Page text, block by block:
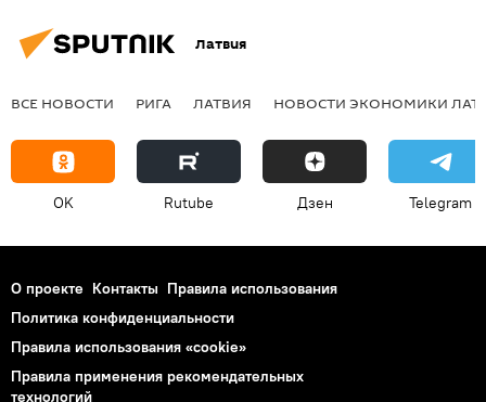
Латвия
ВСЕ НОВОСТИ РИГА ЛАТВИЯ НОВОСТИ ЭКОНОМИКИ
OK Rutube Дзен Telegram
О проекте Контакты Правила использования
Политика конфиденциальности
Правила использования «cookie»
Правила применения рекомендательных
технологий